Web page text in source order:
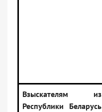
Взыскателям из
Республики Беларусь